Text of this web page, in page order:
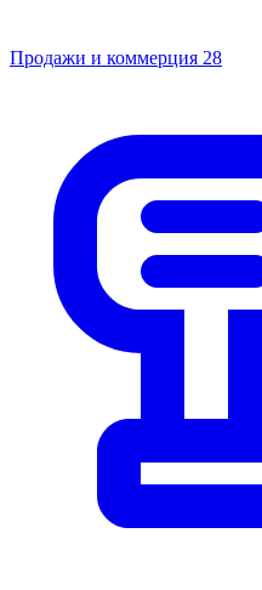
Продажи и коммерция 28